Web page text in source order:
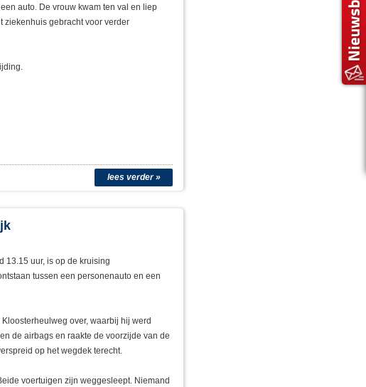
auto. De vrouw kwam ten val en liep
ziekenhuis gebracht voor verder
lees verder »
13.15 uur, is op de kruising
tussen een personenauto en een
over, waarbij hij werd
de airbags en raakte de voorzijde van de
op het wegdek terecht.
voertuigen zijn weggesleept. Niemand